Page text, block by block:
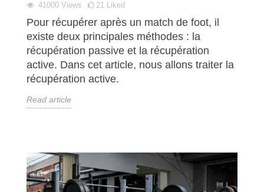
41000 Views 21 Liked
Pour récupérer après un match de foot, il
existe deux principales méthodes : la
récupération passive et la récupération
active. Dans cet article, nous allons traiter la
récupération active.
Read article